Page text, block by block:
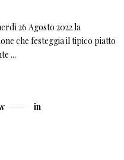
26 Agosto 2022 la
che festeggia il tipico piatto
in